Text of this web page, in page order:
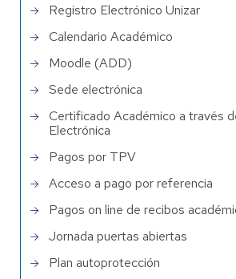
Registro Electrónico Unizar
Calendario Académico
Moodle (ADD)
Sede electrónica
Certificado Académico a través
Electrónica
Pagos por TPV
Acceso a pago por referencia
Pagos on line de recibos
Jornada puertas abiertas
Plan autoprotección